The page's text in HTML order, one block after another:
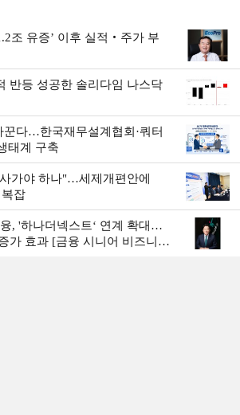
조 유증’ 이후 실적‧주가 부
반등 성공한 솔리다임 나스닥
다…한국재무설계협회·쿼터
태계 구축
가야 하나"…세제개편안에
잡
, '하나더넥스트‘ 연계 확대…
가 효과 [금융 시니어 비즈니스